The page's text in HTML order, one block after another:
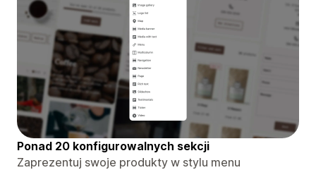
Ponad 20 konfigurowalnych sekcji
Zaprezentuj swoje produkty w stylu menu